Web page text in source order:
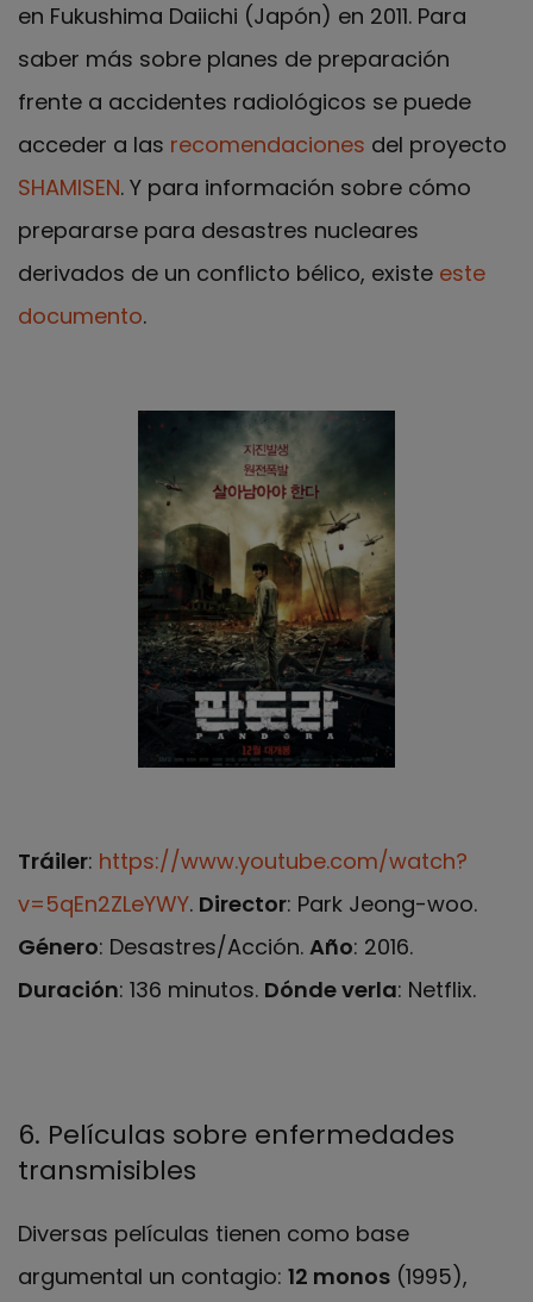
en Fukushima Daiichi (Japón) en 2011. Para
saber más sobre planes de preparación
frente a accidentes radiológicos se puede
acceder a las recomendaciones del proyecto
SHAMISEN. Y para información sobre cómo
prepararse para desastres nucleares
derivados de un conflicto bélico, existe este
documento.
Tráiler: https://www.youtube.com/watch?
v=5qEn2ZLeYWY. Director: Park Jeong-woo.
Género: Desastres/Acción. Año: 2016.
Duración: 136 minutos. Dónde verla: Netflix.
6. Películas sobre enfermedades
transmisibles
Diversas películas tienen como base
argumental un contagio: 12 monos (1995),